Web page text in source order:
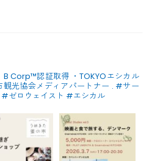
B Corp™認証取得 ・TOKYOエシカル
観光協会メディアパートナー . #サー
ゼロウェイスト #エシカル